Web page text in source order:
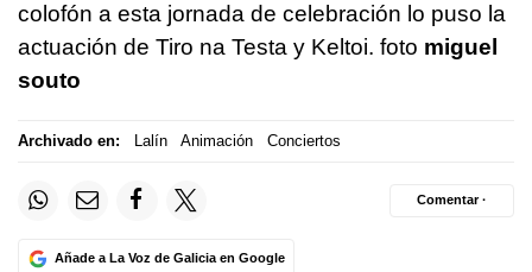
colofón a esta jornada de celebración lo puso la
actuación de Tiro na Testa y Keltoi. foto miguel
souto
Archivado en: Lalín Animación Conciertos
Añade a La Voz de Galicia en Google
Comentar ·